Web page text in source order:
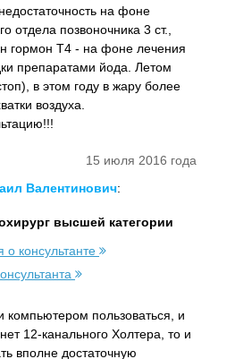
на фоне
отдела позвоночника 3 ст.,
гормон Т4 - на фоне лечения
препаратами йода. Летом
в этом году в жару более
воздуха.
15 июля 2016 года
Валентинович:
высшей категории
консультанте
компьютером пользоваться, и
12-канального Холтера, то и
вполне достаточную